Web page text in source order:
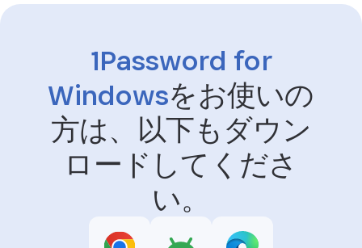
1Password for
Windowsをお使いの
方は、以下もダウン
ロードしてくださ
い。